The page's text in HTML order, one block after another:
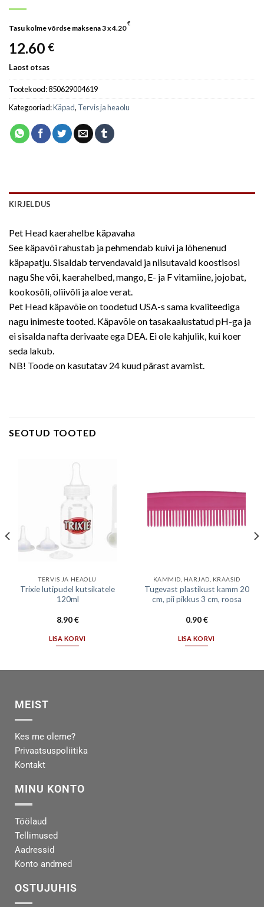
Tasu kolme võrdse maksena 3 x4.20
€
12.60 €
Laost otsas
Tootekood:850629004619
Kategooriad:Käpad, Tervis ja heaolu
KIRJELDUS
Pet Head kaerahelbe käpavaha
See käpavõi rahustab ja pehmendab kuivi ja lõhenenud
käpapatju. Sisaldab tervendavaid ja niisutavaid koostisosi
nagu She või, kaerahelbed, mango, E- ja F vitamiine, jojobat,
kookosõli, oliivõli ja aloe verat.
Pet Head käpavõie on toodetud USA-s sama kvaliteediga
nagu inimeste tooted. Käpavõie on tasakaalustatud pH-ga ja
ei sisalda nafta derivaate ega DEA. Ei ole kahjulik, kui koer
seda lakub.
NB! Toode on kasutatav 24 kuud pärast avamist.
SEOTUD TOOTED
TERVIS JA HEAOLU
Trixie lutipudel kutsikatele
120ml
8.90€
LISA KORVI
KAMMID, HARJAD, KRAASID
Tugevast plastikust kamm 20
cm, pii pikkus 3 cm, roosa
0.90€
LISA KORVI
MEIST
Kes me oleme?
Privaatsuspoliitika
Kontakt
MINU KONTO
Töölaud
Tellimused
Aadressid
Konto andmed
OSTUJUHIS